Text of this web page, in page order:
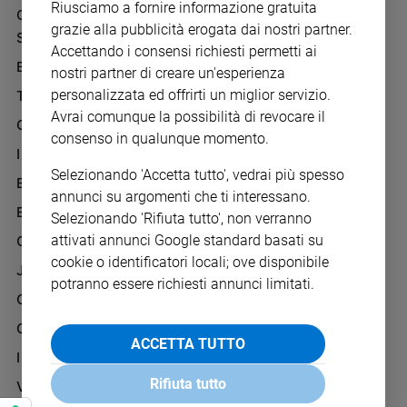
Chiesa
Fede
spiritualità
Santi
Parola
del
Santo
del
Società
valori
GRUPPO EDITORIALE
SAN PAOLO
BENESSERE
TELENOVA
GAZZETTA D'ALBA
IL GIORNALINO
EDICOLA SAN PAOLO
EDIZIONI SAN PAOLO
CREDERE
JESUS
GBABY
G-WEB
I LOVE ENGLISH JUNIOR
VITA PASTORALE
PRIVACY POLICY
INFORMATIVA
WHISTLEBLOWING
SOCIAL
Riusciamo a fornire informazione gratuita
grazie alla pubblicità erogata dai nostri partner.
Accettando i consensi richiesti permetti ai
nostri partner di creare un'esperienza
personalizzata ed offrirti un miglior servizio.
Avrai comunque la possibilità di revocare il
consenso in qualunque momento.
Selezionando 'Accetta tutto', vedrai più spesso
annunci su argomenti che ti interessano.
Selezionando 'Rifiuta tutto', non verranno
attivati annunci Google standard basati su
cookie o identificatori locali; ove disponibile
potranno essere richiesti annunci limitati.
ACCETTA TUTTO
Rifiuta tutto